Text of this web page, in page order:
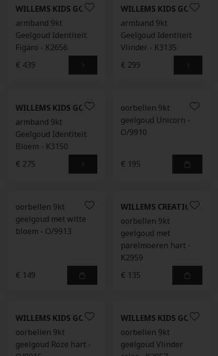
WILLEMS KIDS GOLD
armband 9kt
Geelgoud Identiteit
Figaro - K2656
€ 439
WILLEMS KIDS GOLD
armband 9kt
Geelgoud Identiteit
Vlinder - K3135
€ 299
WILLEMS KIDS GOLD
armband 9kt
Geelgoud Identiteit
Bloem - K3150
€ 275
oorbellen 9kt
geelgoud Unicorn -
O/9910
€ 195
oorbellen 9kt
geelgoud met witte
bloem - O/9913
€ 149
WILLEMS CREATIONS
oorbellen 9kt
geelgoud met
parelmoeren hart -
K2959
€ 135
WILLEMS KIDS GOLD
oorbellen 9kt
geelgoud Roze hart -
WILLEMS KIDS GOLD
oorbellen 9kt
geelgoud Vlinder